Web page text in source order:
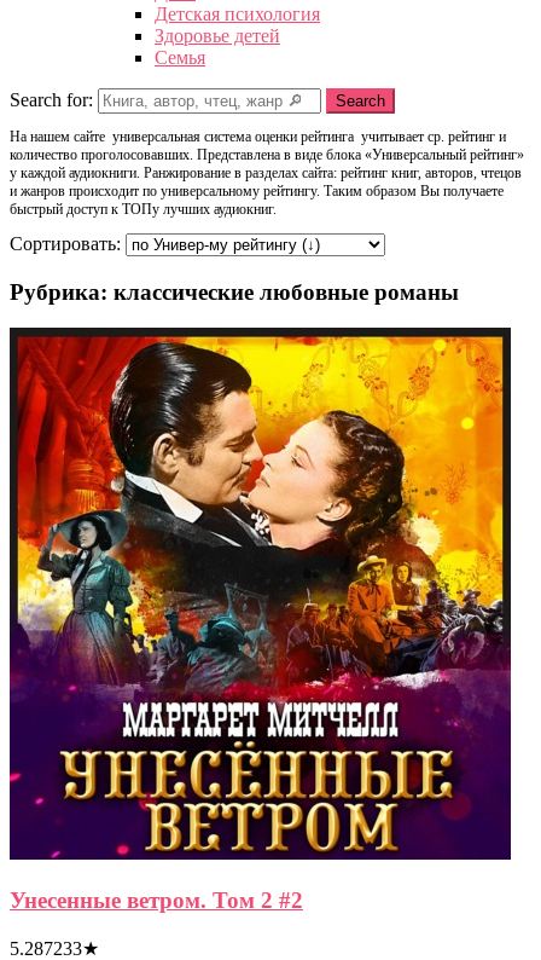
Детская психология
Здоровье детей
Семья
Search for: Search
На нашем сайте универсальная система оценки рейтинга учитывает ср. рейтинг и
количество проголосовавших. Представлена в виде блока «Универсальный рейтинг»
у каждой аудиокниги. Ранжирование в разделах сайта: рейтинг книг, авторов, чтецов
и жанров происходит по универсальному рейтингу. Таким образом Вы получаете
быстрый доступ к ТОПу лучших аудиокниг.
Сортировать:
Рубрика: классические любовные романы
Унесенные ветром. Том 2 #2
5.287233★